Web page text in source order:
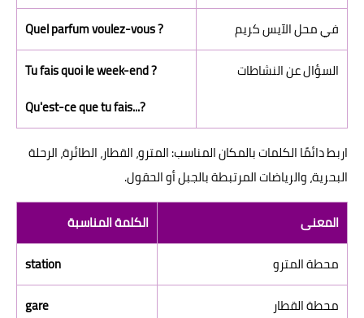
في محل الآيس كريم
Quel parfum voulez-vous ?
السؤال عن النشاطات
Tu fais quoi le week-end ?
Qu'est-ce que tu fais...?
اربط دائمًا الكلمات بالمكان المناسب: المترو، القطار، الطائرة، الرحلة
البحرية، والرياضات المرتبطة بالجبل أو الحقول.
المعنى
الكلمة المناسبة
محطة المترو
station
محطة القطار
gare